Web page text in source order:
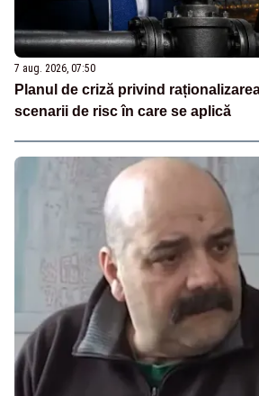
7 aug. 2026, 07:50
Planul de criză privind
scenarii de risc în care se aplică